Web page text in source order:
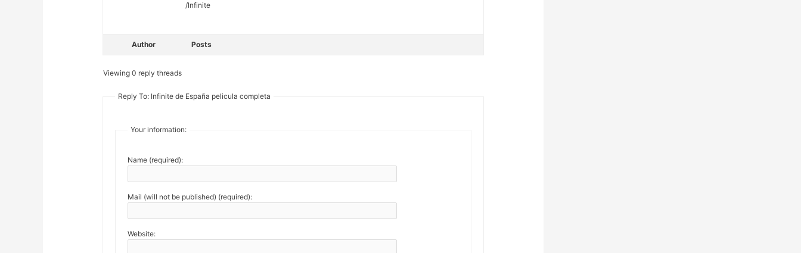
/Infinite
Author Posts
Viewing 0 reply threads
Reply To: Infinite de España pelicula completa
Your information:
Name (required):
Mail (will not be published) (required):
Website: